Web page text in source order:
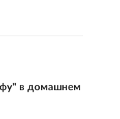
в домашнем